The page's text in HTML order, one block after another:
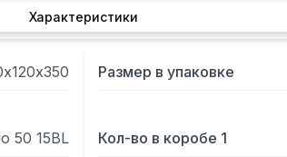
Скорость 1350 об/мин.
Низкий уровень шума
Характеристики
Размер в упаковке
50 15BL Кол-во в коробе 1